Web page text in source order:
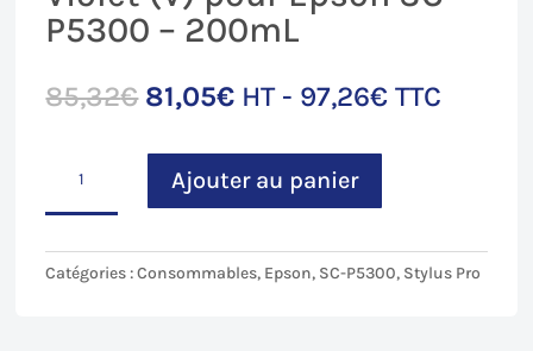
P5300 – 200mL
85,32€ Le
initial
était :
85,32€.
81,05€Le
actuel
est :
81,05€.
HT - 97,26€ TTC
Violet
pour
Ajouter au panier
Catégories : Consommables, Epson, SC-P5300, Stylus Pro